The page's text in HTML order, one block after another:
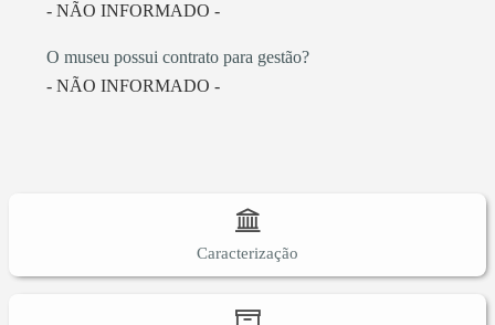
- NÃO INFORMADO -
O museu possui contrato para gestão?
- NÃO INFORMADO -
Caracterização